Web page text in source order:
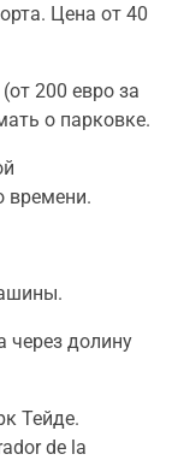
Цена от 40
200 евро за
о парковке.
времени.
через долину
Тейде.
de la